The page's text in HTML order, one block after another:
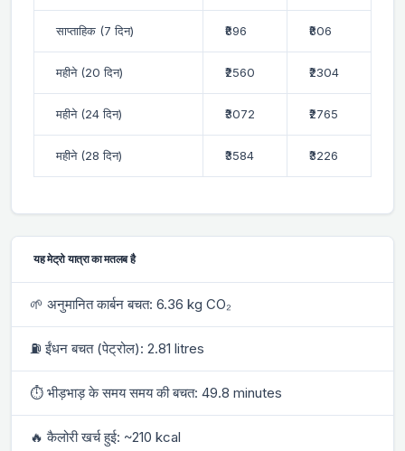
साप्ताहिक (7 दिन) ₹896 ₹806
महीने (20 दिन) ₹2560 ₹2304
महीने (24 दिन) ₹3072 ₹2765
महीने (28 दिन) ₹3584 ₹3226
यह मेट्रो यात्रा का मतलब है
🌱 अनुमानित कार्बन बचत: 6.36 kg CO₂
⛽ ईंधन बचत (पेट्रोल): 2.81 litres
⏱ भीड़भाड़ के समय समय की बचत: 49.8 minutes
🔥 कैलोरी खर्च हुई: ~210 kcal